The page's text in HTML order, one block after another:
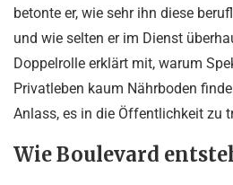
betonte er, wie sehr ihn diese
und wie selten er im Dienst
Doppelrolle erklärt mit, warum
Privatleben kaum Nährboden
Anlass, es in die Öffentlichkeit zu
Wie Boulevard